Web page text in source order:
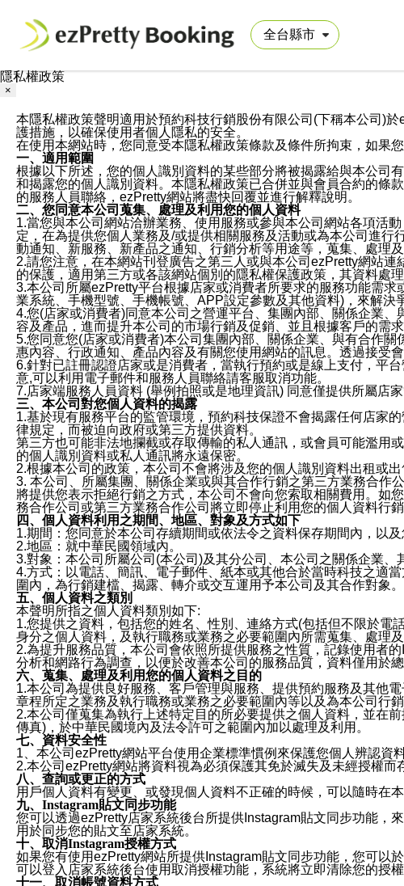
隱私權政策
×
本隱私權政策聲明適用於預約科技行銷股份有限公司(下稱本公司)
護措施，以確保使用者個人隱私的安全。
在使用本網站時，您同意受本隱私權政策條款及條件所拘束，如果
一、適用範圍
根據以下所述，您的個人識別資料的某些部分將被揭露給與本公司
和揭露您的個人識別資料。本隱私權政策已合併並與會員合約的條
的服務人員聯絡，ezPretty網站將盡快回覆並進行解釋說明。
二、您同意本公司蒐集、處理及利用您的個人資料
1.當您與本公司網站洽辦業務、使用服務或參與本公司網站各項活
定，在為提供您個人業務及/或提供相關服務及活動或為本公司進
動通知、新服務、新產品之通知、行銷分析等用途等，蒐集、處理及
2.請您注意，在本網站刊登廣告之第三人或與本公司ezPretty網站
的保護，適用第三方或各該網站個別的隱私權保護政策，其資料處
3.本公司所屬ezPretty平台根據店家或消費者所要求的服務功能需
業系統、手機型號、手機帳號、APP設定參數及其他資料)，來解
4.您(店家或消費者)同意本公司之營運平台、集團內部、關係企業
容及產品，進而提升本公司的市場行銷及促銷、並且根據客戶的需
5.您同意您(店家或消費者)本公司集團內部、關係企業、與有合作
惠內容、行政通知、產品內容及有關您使用網站的訊息。透過接受
6.針對已註冊認證店家或是消費者，當執行預約或是線上支付，平
意,可以利用電子郵件和服務人員聯絡請客服取消功能。
7.店家端服務人員資料 (舉例拍照或是地理資訊) 同意僅提供所屬店
三、本公司對您個人資料的揭露
1.基於現有服務平台的監管環境，預約科技保證不會揭露任何店家
律規定，而被迫向政府或第三方提供資料。
第三方也可能非法地攔截或存取傳輸的私人通訊，或會員可能濫用
的個人識別資料或私人通訊將永遠保密。
2.根據本公司的政策，本公司不會將涉及您的個人識別資料出租或出
3. 本公司、所屬集團、關係企業或與其合作行銷之第三方業務合作
將提供您表示拒絕行銷之方式，本公司不會向您索取相關費用。如
務合作公司或第三方業務合作公司將立即停止利用您的個人資料行銷
四、個人資料利用之期間、地區、對象及方式如下
1.期間：您同意於本公司存續期間或依法令之資料保存期間內，以
2.地區：就中華民國領域內。
3.對象：本公司所屬公司(本公司)及其分公司、本公司之關係企業、
4.方式：以電話、簡訊、電子郵件、紙本或其他合於當時科技之適
圍內，為行銷建檔、揭露、轉介或交互運用予本公司及其合作對象。
五、個人資料之類別
本聲明所指之個人資料類別如下:
1.您提供之資料，包括您的姓名、性別、連絡方式(包括但不限於
身分之個人資料，及執行職務或業務之必要範圍內所需蒐集、處理及
2.為提升服務品質，本公司會依照所提供服務之性質，記錄使用者
分析和網路行為調查，以便於改善本公司的服務品質，資料僅用於
六、蒐集、處理及利用您的個人資料之目的
1.本公司為提供良好服務、客戶管理與服務、提供預約服務及其他
章程所定之業務及執行職務或業務之必要範圍內等以及為本公司行
2.本公司僅蒐集為執行上述特定目的所必要提供之個人資料，並在
傳真)，於中華民國境內及法令許可之範圍內加以處理及利用。
七、資料安全性
1、本公司ezPretty網站平台使用企業標準慣例來保護您個人辨認
2.本公司ezPretty網站將資料視為必須保護其免於滅失及未經授權
八、查詢或更正的方式
用戶個人資料有變更、或發現個人資料不正確的時候，可以隨時在
九、Instagram貼文同步功能
您可以透過ezPretty店家系統後台所提供Instagram貼文同步功能，
用於同步您的貼文至店家系統。
十、取消Instagram授權方式
如果您有使用ezPretty網站所提供Instagram貼文同步功能，您可以
可以登入店家系統後台使用取消授權功能，系統將立即清除您的授
十一、取消帳號資料方式